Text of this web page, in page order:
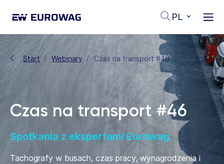
PL
Start Webinary Czas na transport #46
Czas na transport #46
Spotkania z ekspertami Eurowag
Tachografy w busach, czas pracy, wynagrodzenia i